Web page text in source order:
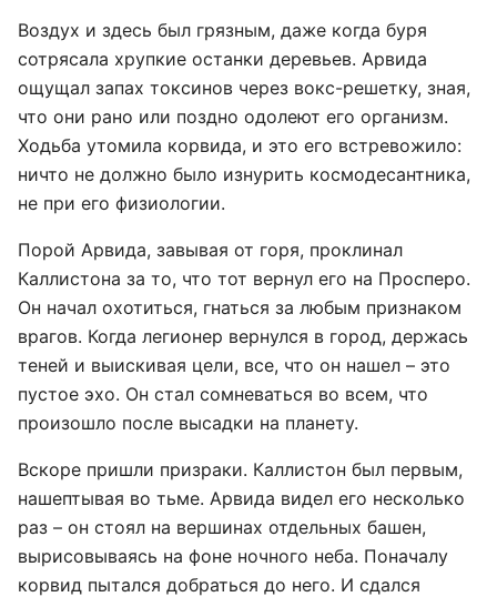
Воздух и здесь был грязным, даже когда буря
сотрясала хрупкие останки деревьев. Арвида
ощущал запах токсинов через вокс-решетку, зная,
что они рано или поздно одолеют его организм.
Ходьба утомила корвида, и это его встревожило:
ничто не должно было изнурить космодесантника,
не при его физиологии.
Порой Арвида, завывая от горя, проклинал
Каллистона за то, что тот вернул его на Просперо.
Он начал охотиться, гнаться за любым признаком
врагов. Когда легионер вернулся в город, держась
теней и выискивая цели, все, что он нашел – это
пустое эхо. Он стал сомневаться во всем, что
произошло после высадки на планету.
Вскоре пришли призраки. Каллистон был первым,
нашептывая во тьме. Арвида видел его несколько
раз – он стоял на вершинах отдельных башен,
вырисовываясь на фоне ночного неба. Поначалу
корвид пытался добраться до него. И сдался